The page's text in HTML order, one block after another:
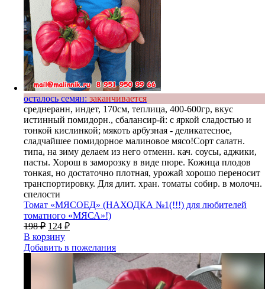
осталось семян: заканчивается
среднеранн, индет, 170см, теплица, 400-600гр, вкус
истинный помидорн., сбалансир-й: с яркой сладостью и
тонкой кислинкой; мякоть арбузная - деликатесное,
сладчайшее помидорное малиновое мясо!Сорт салатн.
типа, на зиму делаем из него отменн. кач. соусы, аджики,
пасты. Хорош в заморозку в виде пюре. Кожица плодов
тонкая, но достаточно плотная, урожай хорошо переносит
транспортировку. Для длит. хран. томаты собир. в молочн.
спелости
Томат «МЯСОЕД» (НАХОДКА №1(!!!) для любителей
томатного «МЯСА»!)
198₽ 124 ₽
В корзину
Добавить в пожелания